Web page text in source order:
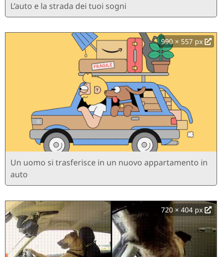
L’auto e la strada dei tuoi sogni
990 × 557 px
Un uomo si trasferisce in un nuovo appartamento in
auto
720 × 404 px